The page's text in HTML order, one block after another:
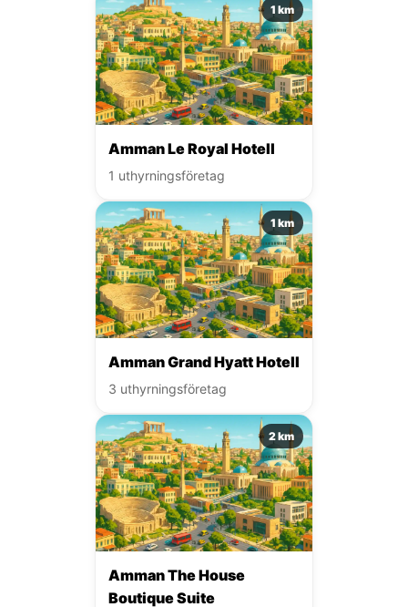
1 km
Amman Le Royal Hotell
1 uthyrningsföretag
1 km
Amman Grand Hyatt Hotell
3 uthyrningsföretag
2 km
Amman The House
Boutique Suite